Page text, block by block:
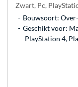
Zwart, Pc,
Bouwsoort:
Geschikt voor:
PlayStation 4,